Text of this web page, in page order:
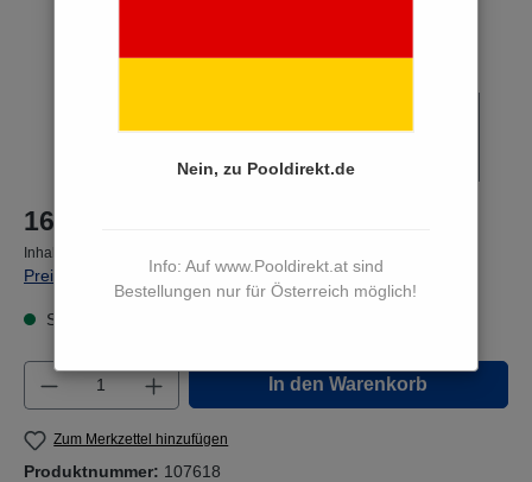
Nein, zu Pooldirekt.de
Info: Auf www.Pooldirekt.at sind
Bestellungen nur für Österreich möglich!
16,90 €*
Inhalt:
Preise inkl. MwSt. zzgl. Versandkosten
Sofort versandfertig, Lieferzeit 3 bis 5 Werktage
Produkt Anzahl: Gib den gewünschten
In den Warenkorb
Zum Merkzettel hinzufügen
Produktnummer: 107618